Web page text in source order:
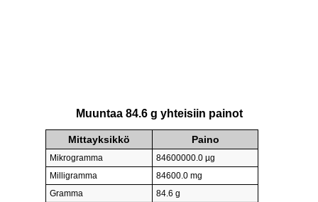
Muuntaa 84.6 g yhteisiin painot
Mittayksikkö Paino
Mikrogramma
84600000.0 µg
Milligramma
84600.0 mg
Gramma
84.6 g